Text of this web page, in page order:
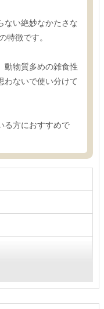
ない絶妙なかたさな
特徴です。
動物質多めの雑食性
わないで使い分けて
る方におすすめで